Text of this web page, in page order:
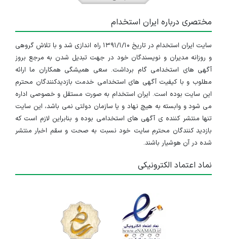
مختصری درباره ایران استخدام
سایت ایران استخدام در تاریخ ۱۳۹۱/۱/۱۰ راه اندازی شد و با تلاش گروهی
و روزانه مدیران و نویسندگان خود در جهت تبدیل شدن به مرجع بروز
آگهی های استخدامی گام برداشت. سعی همیشگی همکاران ما ارائه
مطلوب و با کیفیت آگهی های استخدامی خدمت بازدیدکنندگان محترم
این سایت بوده است. ایران استخدام به صورت مستقل و خصوصی اداره
می شود و وابسته به هیچ نهاد و یا سازمان دولتی نمی باشد، این سایت
تنها منتشر کننده ی آگهی های استخدامی بوده و بنابراین لازم است که
بازدید کنندگان محترم سایت خود نسبت به صحت و سقم اخبار منتشر
شده در آن هوشیار باشند.
نماد اعتماد الکترونیکی